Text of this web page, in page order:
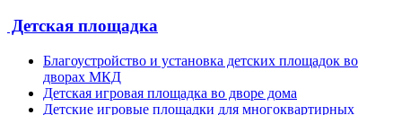
Детская площадка
Благоустройство и установка детских площадок во
дворах МКД
Детская игровая площадка во дворе дома
Детские игровые площадки для многоквартирных